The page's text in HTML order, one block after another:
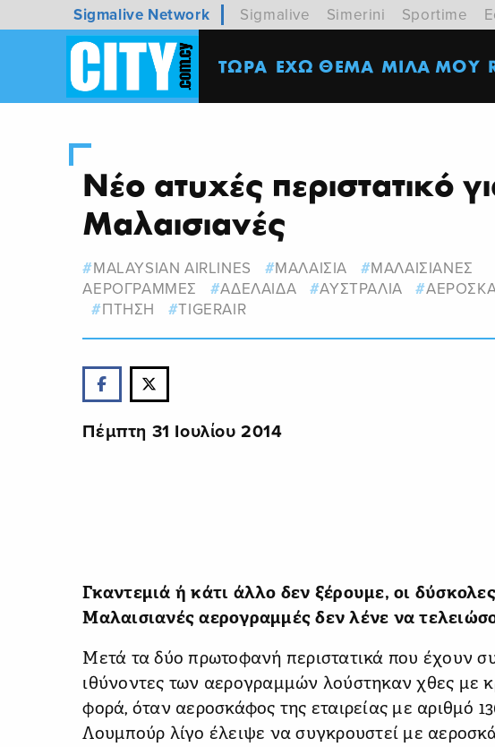
Sigmalive Network Sigmalive Simerini Sportime
ΤΩΡΑ ΕΧΩ ΘΕΜΑ MΙΛΑ ΜΟΥ
Νέο ατυχές περιστατικό
Μαλαισιανές
MALAYSIAN AIRLINES ΜΑΛΑΙΣΙΑ
ΜΑΛΑΙΣΙΑΝΕΣ
ΑΕΡΟΓΡΑΜΜΕΣ
ΑΔΕΛΑΙΔΑ ΑΥΣΤΡΑΛΙΑ
ΠΤΗΣΗ
TIGERAIR
Πέμπτη 31 Ιουλίου 2014
Γκαντεμιά ή κάτι άλλο δεν ξέρουμε, οι
Μαλαισιανές αερογραμμές δεν λένε να
Μετά τα δύο πρωτοφανή περιστατικά που έχουν
ιθύνοντες των αερογραμμών λούστηκαν χθες με
φορά, όταν αεροσκάφος της εταιρείας με αριθμό
Λουμπούρ λίγο έλειψε να συγκρουστεί με